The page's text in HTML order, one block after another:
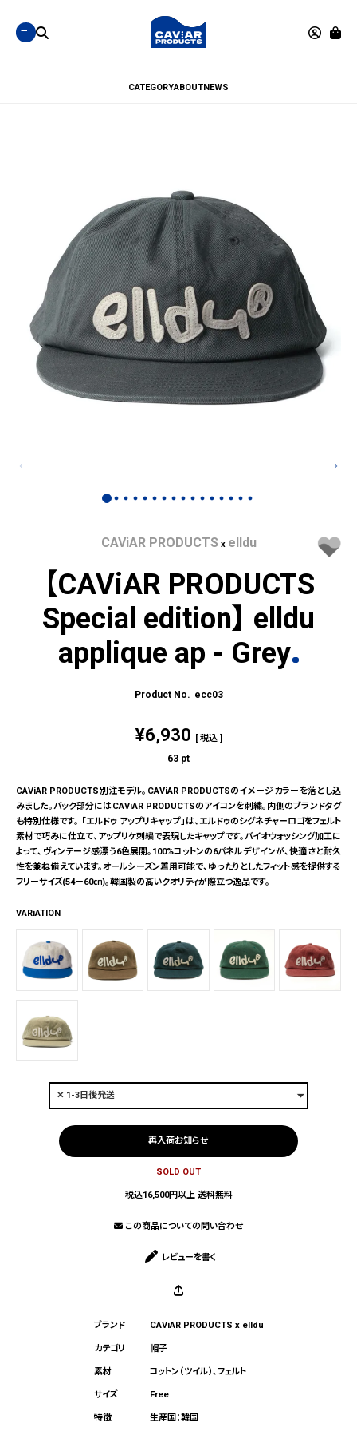
CATEGORYABOUTNEWS
CAViAR PRODUCTS x elldu
【CAViAR PRODUCTS
Special edition】 elldu
applique ap - Grey
ecc03
¥6,930 税込
63 pt
CAViAR PRODUCTS別注モデル。CAViAR PRODUCTSのイメージカラーを落とし込
みました。バック部分にはCAViAR PRODUCTSのアイコンを刺繍。内側のブランドタグ
も特別仕様です。 「エルドゥ アップリキャップ」は、エルドゥのシグネチャーロゴをフェルト
素材で巧みに仕立て、アップリケ刺繍で表現したキャップです。バイオウォッシング加工に
よって、ヴィンテージ感漂う6色展開。100%コットンの6パネルデザインが、快適さと耐久
性を兼ね備えています。オールシーズン着用可能で、ゆったりとしたフィット感を提供する
フリーサイズ(54－60㎝)。韓国製の高いクオリティが際立つ逸品です。
VARiATION
再入荷お知らせ
SOLD OUT
税込16,500円以上 送料無料
この商品についての問い合わせ
レビューを書く
CAViAR PRODUCTS x elldu
帽子
コットン（ツイル）、フェルト
Free
生産国：韓国